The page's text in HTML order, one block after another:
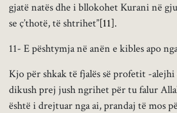
gjatë natës dhe i bllokohet Kurani në
se ç’thotë, të shtrihet”[11].
11- E pështymja në anën e kibles apo
Kjo për shkak të fjalës së profetit -alejhi
dikush prej jush ngrihet për tu falur
është i drejtuar nga ai, prandaj të mos